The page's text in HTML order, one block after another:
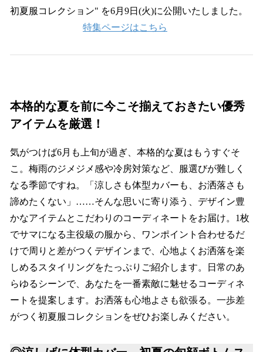
初夏服コレクション" を6月9日(火)に公開いたしました。
特集ページはこちら
本格的な夏を前に今こそ揃えておきたい優秀
アイテムを厳選！
気がつけば6月も上旬が過ぎ、本格的な夏はもうすぐそ
こ。梅雨のジメジメ感や冷房対策など、服選びが難しく
なる季節ですね。「涼しさも体型カバーも、お洒落さも
諦めたくない」……そんな思いに寄り添う、デザイン豊
かなアイテムとこだわりのコーディネートをお届け。1枚
でサマになる主役級の服から、ワンポイント合わせるだ
けで周りと差がつくデザインまで、心地よくお洒落を楽
しめるスタイリングをたっぷりご紹介します。日常のあ
らゆるシーンで、あなたを一番素敵に魅せるコーディネ
ートを提案します。お洒落も心地よさも欲張る。一歩差
がつく初夏服コレクションをぜひお楽しみください。